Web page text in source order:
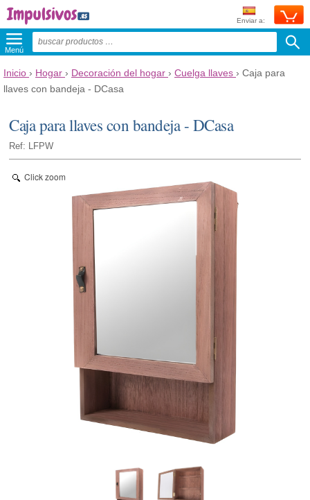
Enviar a:
Menú
Inicio › Hogar › Decoración del hogar › Cuelga llaves › Caja para
llaves con bandeja - DCasa
Caja para llaves con bandeja - DCasa
Ref: LFPW
Click zoom